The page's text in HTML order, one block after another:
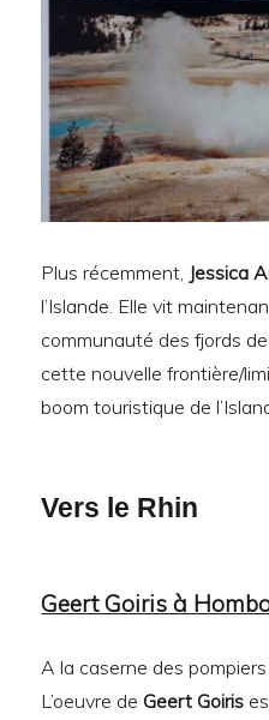
Plus récemment, Jessica
l’Islande. Elle vit
communauté des fjords
cette nouvelle frontière/
boom touristique de
Vers le Rhin
Geert Goiris à
A la caserne des
L’oeuvre de Geert Goiris